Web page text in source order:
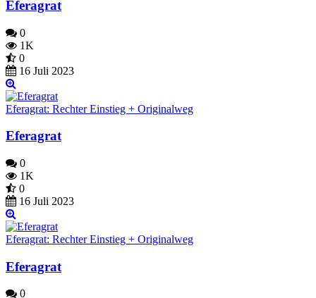
Eferagrat
0
1K
0
16 Juli 2023
Eferagrat: Rechter Einstieg + Originalweg
Eferagrat
0
1K
0
16 Juli 2023
Eferagrat: Rechter Einstieg + Originalweg
Eferagrat
0